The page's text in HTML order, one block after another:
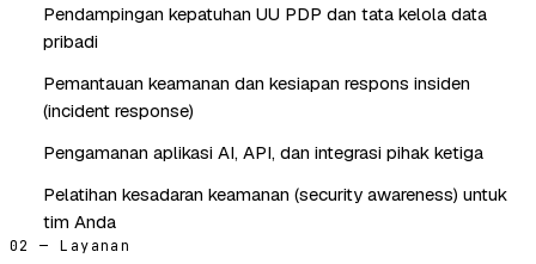
Pendampingan kepatuhan UU PDP dan tata kelola data
pribadi
Pemantauan keamanan dan kesiapan respons insiden
(incident response)
Pengamanan aplikasi AI, API, dan integrasi pihak ketiga
Pelatihan kesadaran keamanan (security awareness) untuk
tim Anda
02 — Layanan